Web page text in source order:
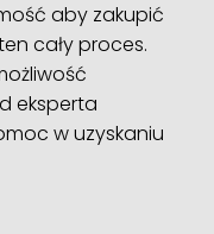
aby zakupić
cały proces.
eksperta
w uzyskaniu